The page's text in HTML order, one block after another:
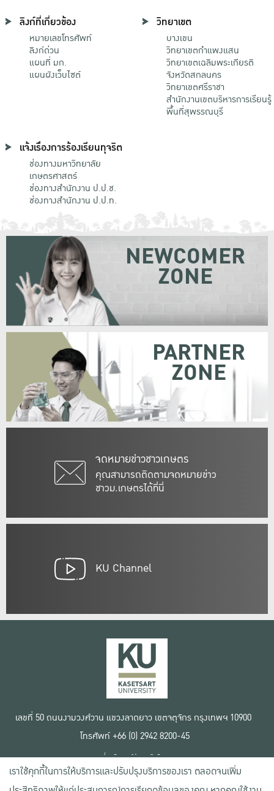
ลิงก์ที่เกี่ยวข้อง
หมายเลขโทรศัพท์
ลิงก์ด่วน
แผนที่ มก.
แผนผังเว็บไซต์
วิทยาเขต
บางเขน
วิทยาเขตกําแพงแสน
วิทยาเขตเฉลิมพระเกียรติ
จังหวัดสกลนคร
วิทยาเขตศรีราชา
สำนักงานเขตบริหารการเรียนรู้
พื้นที่สุพรรณบุรี
แจ้งเรื่องการร้องเรียนทุจริต
ช่องทางมหาวิทยาลัย
เกษตรศาสตร์
ช่องทางสำนักงาน ป.ป.ช.
ช่องทางสำนักงาน ป.ป.ท.
จดหมายข่าวชาวเกษตร
คุณสามารถติดตามจดหมายข่าว
ชาวม.เกษตรได้ที่นี่
NEWCOMER
ZONE
PARTNER
ZONE
KU Channel
เลขที่ 50 ถนนงามวงศ์วาน แขวงลาดยาว เขตจตุจักร กรุงเทพฯ 10900
โทรศัพท์ +66 (0) 2942 8200-45
เงื่อนไขการใช้งานเว็บไซต์
ข้อตกลงด้านสิทธิ์ใช้งาน
นโยบายความเป็นส่วนตัว
เราใช้คุกกี้ในการให้บริการและปรับปรุงบริการของเรา ตลอดจนเพิ่ม